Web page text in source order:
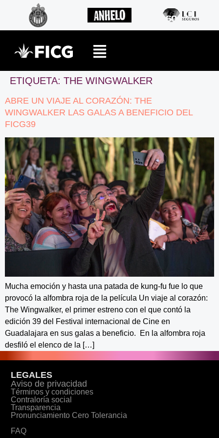
ETIQUETA: THE WINGWALKER
ABRE UN VIAJE AL CORAZÓN: THE
WINGWALKER LAS GALAS A BENEFICIO DEL
FICG39
Mucha emoción y hasta una patada de kung-fu fue lo que
provocó la alfombra roja de la película Un viaje al corazón:
The Wingwalker, el primer estreno con el que contó la
edición 39 del Festival internacional de Cine en
Guadalajara en sus galas a beneficio. En la alfombra roja
desfiló el elenco de la […]
LEGALES
Aviso de privacidad
Términos y condiciones
Contraloría social
Transparencia
Pronunciamiento Cero Tolerancia
FAQ